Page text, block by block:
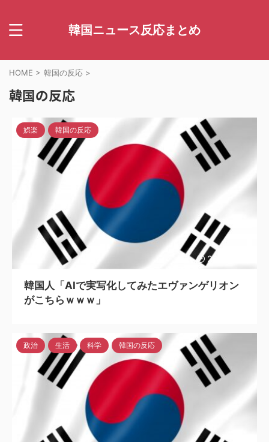
韓国ニュース反応まとめ
HOME > 韓国の反応 >
韓国の反応
2023/6/15
娯楽 韓国の反応
韓国人「AIで実写化してみたエヴァンゲリオン
がこちらｗｗｗ」
政治 生活 科学 韓国の反応